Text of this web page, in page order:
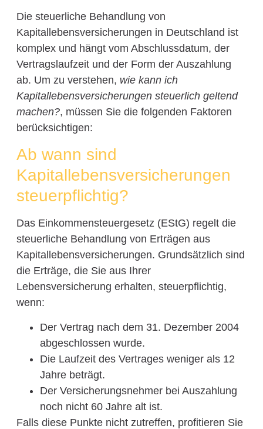
Die steuerliche Behandlung von
Kapitallebensversicherungen in Deutschland ist
komplex und hängt vom Abschlussdatum, der
Vertragslaufzeit und der Form der Auszahlung
ab. Um zu verstehen, wie kann ich
Kapitallebensversicherungen steuerlich geltend
machen?, müssen Sie die folgenden Faktoren
berücksichtigen:
Ab wann sind
Kapitallebensversicherungen
steuerpflichtig?
Das Einkommensteuergesetz (EStG) regelt die
steuerliche Behandlung von Erträgen aus
Kapitallebensversicherungen. Grundsätzlich sind
die Erträge, die Sie aus Ihrer
Lebensversicherung erhalten, steuerpflichtig,
wenn:
Der Vertrag nach dem 31. Dezember 2004
abgeschlossen wurde.
Die Laufzeit des Vertrages weniger als 12
Jahre beträgt.
Der Versicherungsnehmer bei Auszahlung
noch nicht 60 Jahre alt ist.
Falls diese Punkte nicht zutreffen, profitieren Sie